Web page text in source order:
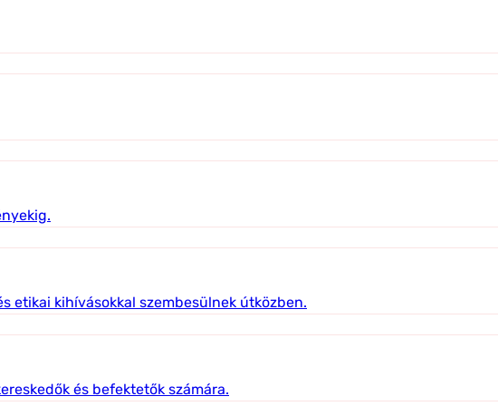
etikai kihívásokkal szembesülnek útközben.
és befektetők számára.